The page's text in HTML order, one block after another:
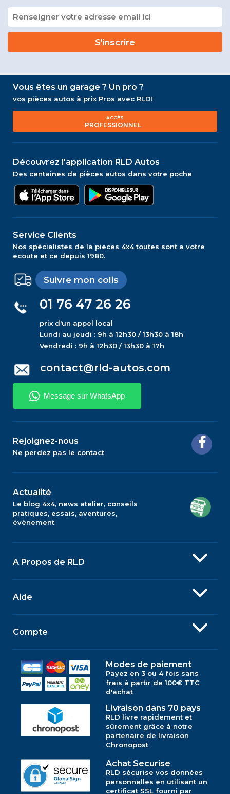
Vous êtes un garage ? Un pro ?
vos pièces autos à prix Pros avec RLD!
ACCÈS
PROFESSIONNEL
Découvrez l'application RLD Autos
Des centaines de pièces autos dans votre poche
Service Clients
Nos spécialistes de la pieces 4x4 toutes sont a votre
ecoute et ce depuis 1980.
Suivre mon colis
01 76 47 26 26
prix d'un appel local
Lundi au jeudi : 9h à 12h30 / 13h30 à 18h
Vendredi : 9h à 12h30 / 13h30 à 17h
contact@rld-autos.com
Rejoignez-nous
Ne perdez pas le contact
Actualité
Le blog 4x4, news atelier, conseils
pratiques, essais, aventures,
évènement
A Propos de RLD
Aide
Compte
Modes de paiement
Payez en 3 ou 4 fois sans
frais à partir de 100€ TTC
d'achat
Livraison dans 70 pays
RLD livre rapidement et
sûrement grâce à notre
partenaire de livraison
Chronopost
Achat Securise
RLD sécurise vos données
personnelles en utilisant un
certificat SSL fourni par